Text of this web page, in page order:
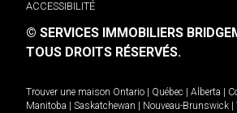
ACCESSIBILITÉ
© SERVICES IMMOBILIERS
TOUS DROITS RÉSERVÉS.
Trouver une maison Ontario Québec Alberta
Manitoba
Saskatchewan Nouveau-Brunswick